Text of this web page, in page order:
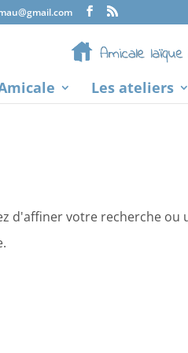
Les ateliers
d'affiner votre recherche ou